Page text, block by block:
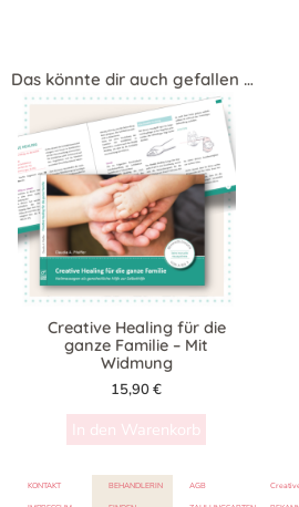
Das könnte dir auch gefallen …
Creative Healing für die
ganze Familie – Mit
Widmung
15,90€
In den Warenkorb
KONTAKT BEHANDLERIN AGB